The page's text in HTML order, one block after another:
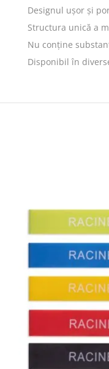
Designul ușor și
Structura unică a
Nu conține
Disponibil în